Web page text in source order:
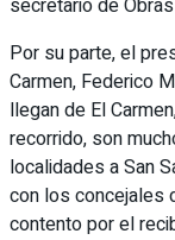
secretario de
Por su parte, el
Carmen, Federico
llegan de El
recorrido, son
localidades a San
con los concejales
contento por el